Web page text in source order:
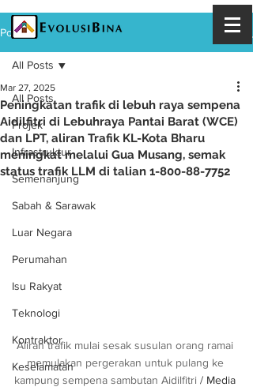
Post
All Posts
Projek
Infrastruktur
Semenanjung
Sabah & Sarawak
Luar Negara
Perumahan
Isu Rakyat
Teknologi
Kontraktor
Keselamatan
All Posts
Peningkatan trafik di lebuh raya sempena
Aidilfitri di Lebuhraya Pantai Barat (WCE)
dan LPT, aliran Trafik KL-Kota Bharu
meningkat melalui Gua Musang, semak
status trafik LLM di talian 1-800-88-7752
Mar 27, 2025
Aliran trafik mulai sesak susulan orang ramai
memulakan pergerakan untuk pulang ke
kampung sempena sambutan Aidilfitri / Media